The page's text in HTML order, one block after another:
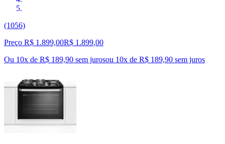
(1056)
Preço R$ 1.899,00R$ 1.899,00
Ou 10x de R$ 189,90 sem jurosou 10x de R$ 189,90 sem juros